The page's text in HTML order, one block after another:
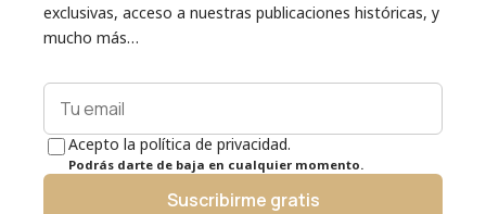
exclusivas, acceso a nuestras publicaciones históricas, y
mucho más…
Acepto la política de privacidad.
Podrás darte de baja en cualquier momento.
Suscribirme gratis